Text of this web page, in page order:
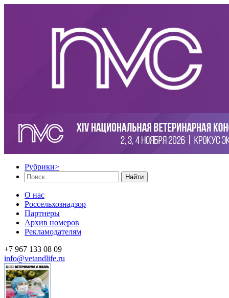
Рубрики>
Найти
О нас
Россельхознадзор
Партнеры
Архив номеров
Рекламодателям
+7 967 133 08 09
info@vetandlife.ru